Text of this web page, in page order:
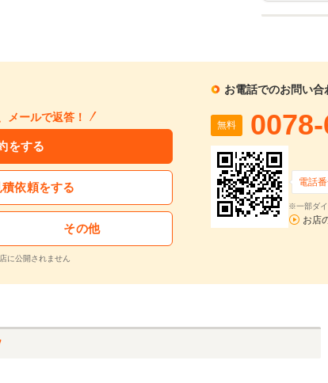
メールで返答！
をする
依頼をする
その他
に公開されません
お電話でのお問い合
無料
電話
※一部ダイ
お店